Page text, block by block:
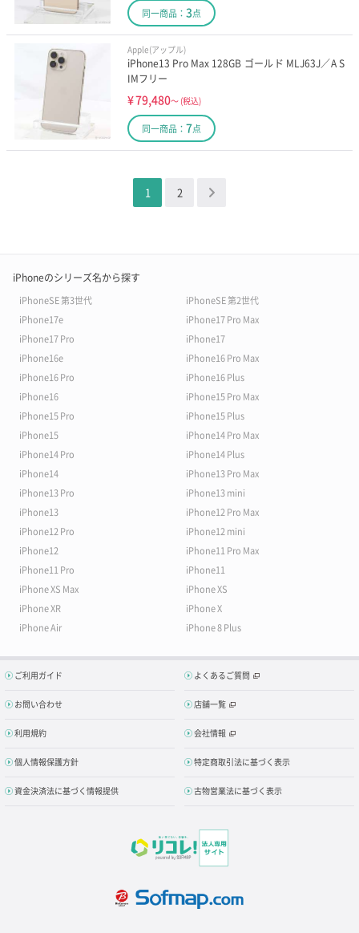
同一商品： 3点
Apple(アップル)
iPhone13 Pro Max 128GB ゴールド MLJ63J／A S
IMフリー
¥79,480～ (税込)
同一商品： 7点
1 2 ＞
iPhoneのシリーズ名から探す
iPhoneSE 第3世代
iPhoneSE 第2世代
iPhone17e
iPhone17 Pro Max
iPhone17 Pro
iPhone17
iPhone16e
iPhone16 Pro Max
iPhone16 Pro
iPhone16 Plus
iPhone16
iPhone15 Pro Max
iPhone15 Pro
iPhone15 Plus
iPhone15
iPhone14 Pro Max
iPhone14 Pro
iPhone14 Plus
iPhone14
iPhone13 Pro Max
iPhone13 Pro
iPhone13 mini
iPhone13
iPhone12 Pro Max
iPhone12 Pro
iPhone12 mini
iPhone12
iPhone11 Pro Max
iPhone11 Pro
iPhone11
iPhone XS Max
iPhone XS
iPhone XR
iPhone X
iPhone Air
iPhone 8 Plus
ご利用ガイド よくあるご質問
お問い合わせ 店舗一覧
利用規約 会社情報
個人情報保護方針 特定商取引法に基づく表示
資金決済法に基づく情報提供 古物営業法に基づく表示